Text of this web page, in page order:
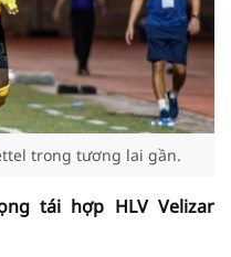
trong tương lai gần.
tái hợp HLV Velizar